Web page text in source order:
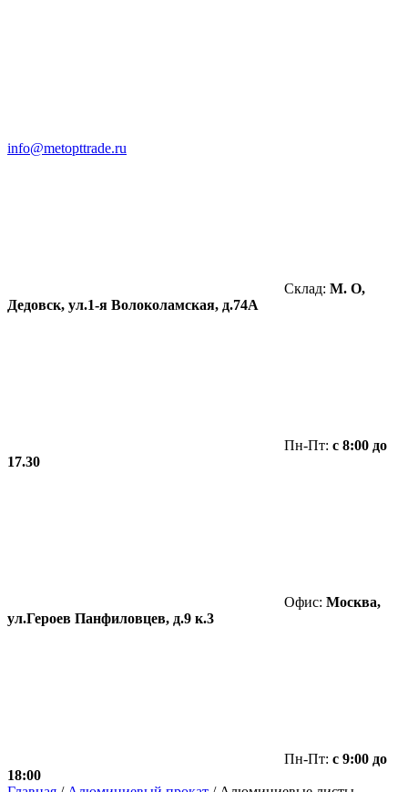
info@metopttrade.ru
Склад: М. О,
Дедовск, ул.1-я Волоколамская, д.74А
Пн-Пт: с 8:00 до
17.30
Офис: Москва,
ул.Героев Панфиловцев, д.9 к.3
Пн-Пт: с 9:00 до
18:00